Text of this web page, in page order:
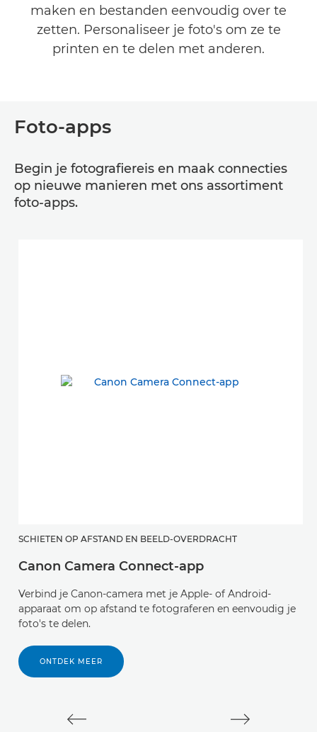
ZAKELIJKE APPS
maken en bestanden eenvoudig over te
zetten. Personaliseer je foto's om ze te
printen en te delen met anderen.
Foto-apps
Begin je fotografiereis en maak connecties
op nieuwe manieren met ons assortiment
foto-apps.
SCHIETEN OP AFSTAND EN BEELD-OVERDRACHT
Canon Camera Connect-app
Verbind je Canon-camera met je Apple- of Android-
apparaat om op afstand te fotograferen en eenvoudig je
foto's te delen.
ONTDEK MEER